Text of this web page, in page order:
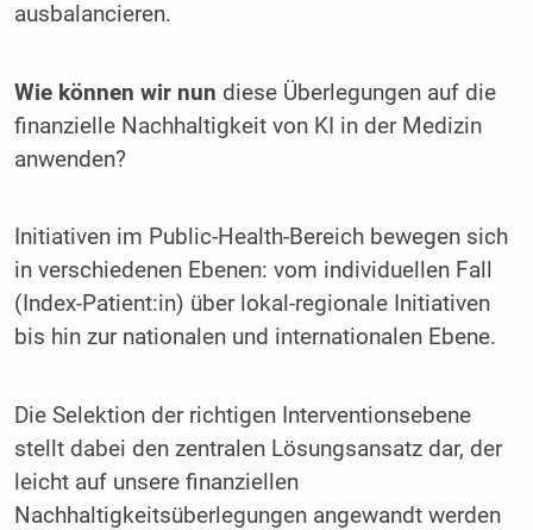
ausbalancieren.
Wie können wir nun diese Überlegungen auf die
finanzielle Nachhaltigkeit von KI in der Medizin
anwenden?
Initiativen im Public-Health-Bereich bewegen sich
in verschiedenen Ebenen: vom individuellen Fall
(Index-Patient:in) über lokal-regionale Initiativen
bis hin zur nationalen und internationalen Ebene.
Die Selektion der richtigen Interventionsebene
stellt dabei den zentralen Lösungsansatz dar, der
leicht auf unsere finanziellen
Nachhaltigkeitsüberlegungen angewandt werden